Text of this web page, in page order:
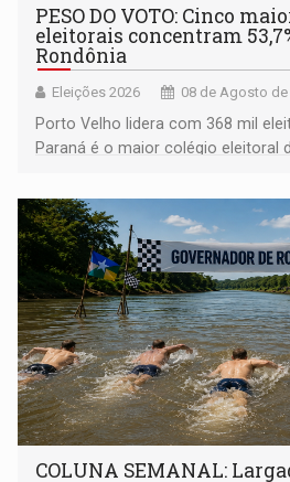
PESO DO VOTO: Cinco
eleitorais concentram
Rondônia
Eleições 2026 08 de Agosto de
Porto Velho lidera com 368 mil
Paraná é o maior colégio eleitoral
COLUNA SEMANAL: